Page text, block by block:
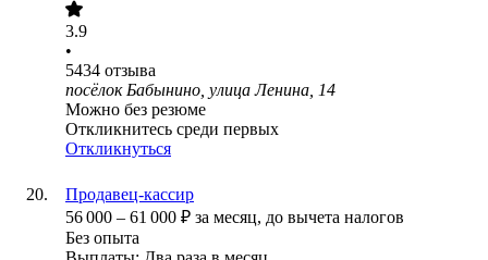
3.9
•
5434 отзыва
посёлок Бабынино, улица Ленина, 14
Можно без резюме
Откликнитесь среди первых
Откликнуться
Продавец-кассир
56 000 – 61 000 ₽ за месяц, до вычета налогов
Без опыта